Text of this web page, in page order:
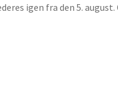
igen fra den 5. august.